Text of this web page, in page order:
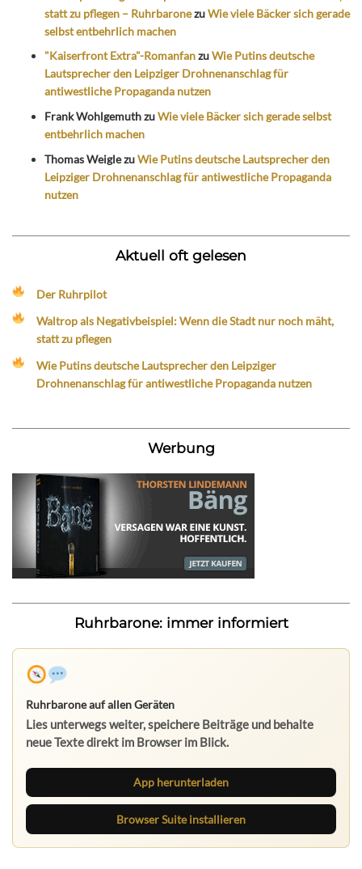
statt zu pflegen – RuhrbaronezuWie viele Bäcker sich gerade
selbst entbehrlich machen
"Kaiserfront Extra"-RomanfanzuWie Putins deutsche
Lautsprecher den Leipziger Drohnenanschlag für
antiwestliche Propaganda nutzen
Frank WohlgemuthzuWie viele Bäcker sich gerade selbst
entbehrlich machen
Thomas WeiglezuWie Putins deutsche Lautsprecher den
Leipziger Drohnenanschlag für antiwestliche Propaganda
nutzen
Aktuell oft gelesen
Der Ruhrpilot
Waltrop als Negativbeispiel: Wenn die Stadt nur noch mäht,
statt zu pflegen
Wie Putins deutsche Lautsprecher den Leipziger
Drohnenanschlag für antiwestliche Propaganda nutzen
Werbung
Ruhrbarone: immer informiert
Ruhrbarone auf allen Geräten
Lies unterwegs weiter, speichere Beiträge und behalte
neue Texte direkt im Browser im Blick.
App herunterladen
Browser Suite installieren